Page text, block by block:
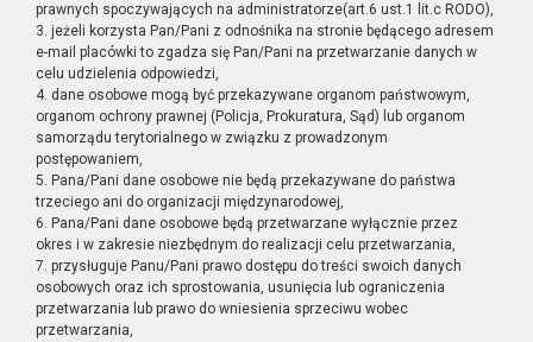
prawnych spoczywających na administratorze(art.6 ust.1 lit.c RODO),
3. jeżeli korzysta Pan/Pani z odnośnika na stronie będącego adresem
e-mail placówki to zgadza się Pan/Pani na przetwarzanie danych w
celu udzielenia odpowiedzi,
4. dane osobowe mogą być przekazywane organom państwowym,
organom ochrony prawnej (Policja, Prokuratura, Sąd) lub organom
samorządu terytorialnego w związku z prowadzonym
postępowaniem,
5. Pana/Pani dane osobowe nie będą przekazywane do państwa
trzeciego ani do organizacji międzynarodowej,
6. Pana/Pani dane osobowe będą przetwarzane wyłącznie przez
okres i w zakresie niezbędnym do realizacji celu przetwarzania,
7. przysługuje Panu/Pani prawo dostępu do treści swoich danych
osobowych oraz ich sprostowania, usunięcia lub ograniczenia
przetwarzania lub prawo do wniesienia sprzeciwu wobec
przetwarzania,